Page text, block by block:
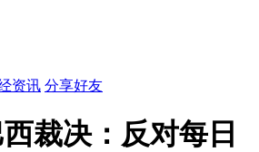
资讯 分享好友
裁决：反对每日